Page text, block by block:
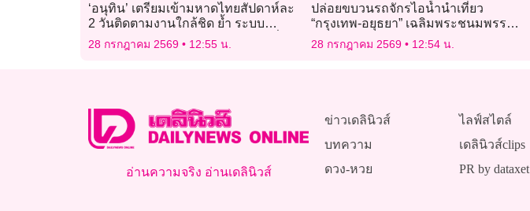
‘อนุทิน’ เตรียมเข้ามหาดไทยสัปดาห์ละ
2 วันติดตามงานใกล้ชิด ย้ำ ระบบ
ราชการไม่ได้มีปัญหาแต่ปัญหาอยู่ที่คน
ไม่สุจริต
28 กรกฎาคม 2569 12:55 น.
ปล่อยขบวนรถจักรไอน้ำนำเที่ยว
“กรุงเทพ-อยุธยา” เฉลิมพระชนมพรรษา
ในหลวง ร.10
28 กรกฎาคม 2569 12:54 น.
อ่านความจริง อ่านเดลินิวส์
ข่าวเดลินิวส์
บทความ
ดวง-หวย
ไลฟ์สไตล์
เดลินิวส์clips
PR by dataxet